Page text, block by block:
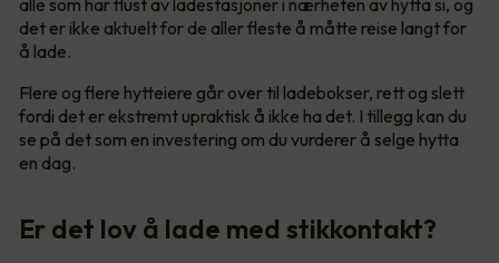
alle som har flust av ladestasjoner i nærheten av hytta si, og
det er ikke aktuelt for de aller fleste å måtte reise langt for
å lade.
Flere og flere hytteiere går over til ladebokser, rett og slett
fordi det er ekstremt upraktisk å ikke ha det. I tillegg kan du
se på det som en investering om du vurderer å selge hytta
en dag.
Er det lov å lade med stikkontakt?